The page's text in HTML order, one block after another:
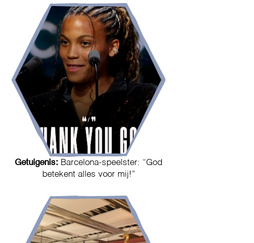
Getuigenis: Barcelona-speelster: “God
betekent alles voor mij!”